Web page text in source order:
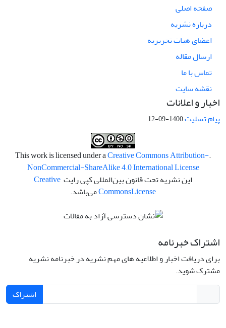
صفحه اصلی
درباره نشریه
اعضای هیات تحریریه
ارسال مقاله
تماس با ما
نقشه سایت
اخبار و اعلانات
پیام تسلیت1400-09-12
.This work is licensed under a
Creative Commons Attribution-
NonCommercial-ShareAlike 4.0 International License
این نشریه تحت قانون بین‌المللی کپی رایت Creative
CommonsLicense می‌باشد.
اشتراک خبرنامه
برای دریافت اخبار و اطلاعیه های مهم نشریه در خبرنامه نشریه
مشترک شوید.
اشتراک